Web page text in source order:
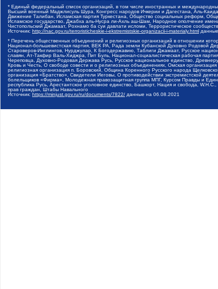
* Единый федеральный список организаций, в том числе иностранных и
Высший военный Маджлисуль Шура, Конгресс народов Ичкерии и Дагестана, Аль-
Движение Талибан, Исламская партия Туркестана, Общество социальных реформ,
Исламское государство, Джабха аль-Нусра ли-Ахль аш-Шам, Народное ополчение
Чистопольский Джамаат, Рохнамо ба суи давлати исломи, Террористическое
Источник: http://nac.gov.ru/terroristicheskie-i-ekstremistskie-organizacii-i-materialy.html
* Перечень общественных объединений и религиозных организаций в отношении
Национал-большевистская партия, ВЕК РА, Рада земли Кубанской Духовно Родовой
Староверов-Инглингов, Нурджулар, К Богодержавию, Таблиги Джамаат, Русское
славян, Ат-Такфир Валь-Хиджра, Пит Буль, Национал-социалистическая рабочая
Череповца, Духовно-Родовая Держава Русь, Русское национальное единство,
Кровь и Честь, О свободе совести и о религиозных объединениях, Омская
религиозная организация п. Боровский, Община Коренного Русского народа
организация «Братство», Свидетели Иеговы, О противодействии экстремистской
болельщиков «Фирма», Молодежная правозащитная группа МПГ, Курсом Правды и
республика Русь, Арестантское уголовное единство, Башкорт, Нация и свобода,
прав граждан, Штабы Навального
Источник: https://minjust.gov.ru/ru/documents/7822/ данные на 06.08.2021